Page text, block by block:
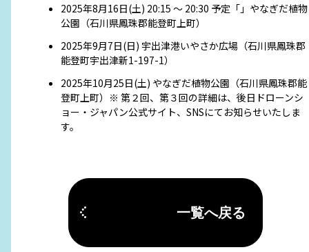
2025年8月16日(土) 20:15 〜 20:30 予定 「 」やなぎだ植物
公園（石川県鳳珠郡能登町上町）
2025年9月7日(日) 宇出津港いやさか広場（石川県鳳珠郡
能登町宇出津新1-197-1）
2025年10月25日(土) やなぎだ植物公園（石川県鳳珠郡能
登町上町） ※ 第２回、第３回の詳細は、後日ドローンシ
ョー・ジャパン公式サイト、SNSにてお知らせいたしま
す。
一覧へ戻る